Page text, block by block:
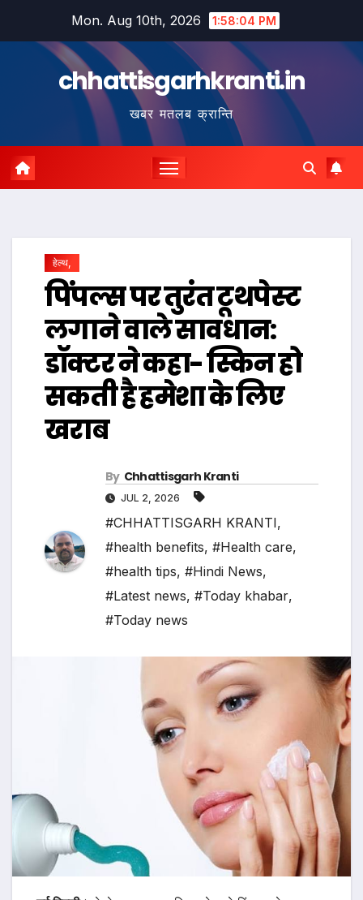
Mon. Aug 10th, 2026 1:58:05 PM
chhattisgarhkranti.in
खबर मतलब क्रान्ति
हेल्थ,
पिंपल्स पर तुरंत टूथपेस्ट
लगाने वाले सावधान:
डॉक्टर ने कहा- स्किन हो
सकती है हमेशा के लिए
खराब
By Chhattisgarh Kranti
JUL 2, 2026
#CHHATTISGARH KRANTI,
#health benefits, #Health care,
#health tips, #Hindi News,
#Latest news, #Today khabar,
#Today news